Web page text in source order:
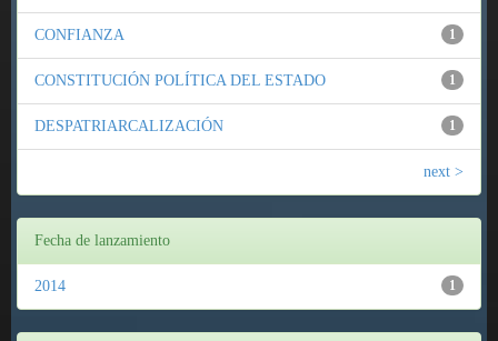
1
CONFIANZA
1
CONSTITUCIÓN POLÍTICA DEL ESTADO
1
DESPATRIARCALIZACIÓN
next >
Fecha de lanzamiento
1
2014